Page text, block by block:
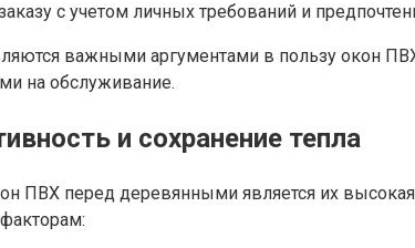
с учетом личных требований и
важными аргументами в пользу окон
на обслуживание.
и сохранение тепла
ПВХ перед деревянными является их